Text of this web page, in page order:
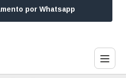
por Whatsapp